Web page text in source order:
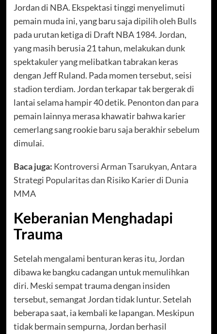
Jordan di NBA. Ekspektasi tinggi menyelimuti
pemain muda ini, yang baru saja dipilih oleh Bulls
pada urutan ketiga di Draft NBA 1984. Jordan,
yang masih berusia 21 tahun, melakukan dunk
spektakuler yang melibatkan tabrakan keras
dengan Jeff Ruland. Pada momen tersebut, seisi
stadion terdiam. Jordan terkapar tak bergerak di
lantai selama hampir 40 detik. Penonton dan para
pemain lainnya merasa khawatir bahwa karier
cemerlang sang rookie baru saja berakhir sebelum
dimulai.
Baca juga: Kontroversi Arman Tsarukyan, Antara
Strategi Popularitas dan Risiko Karier di Dunia
MMA
Keberanian Menghadapi
Trauma
Setelah mengalami benturan keras itu, Jordan
dibawa ke bangku cadangan untuk memulihkan
diri. Meski sempat trauma dengan insiden
tersebut, semangat Jordan tidak luntur. Setelah
beberapa saat, ia kembali ke lapangan. Meskipun
tidak bermain sempurna, Jordan berhasil